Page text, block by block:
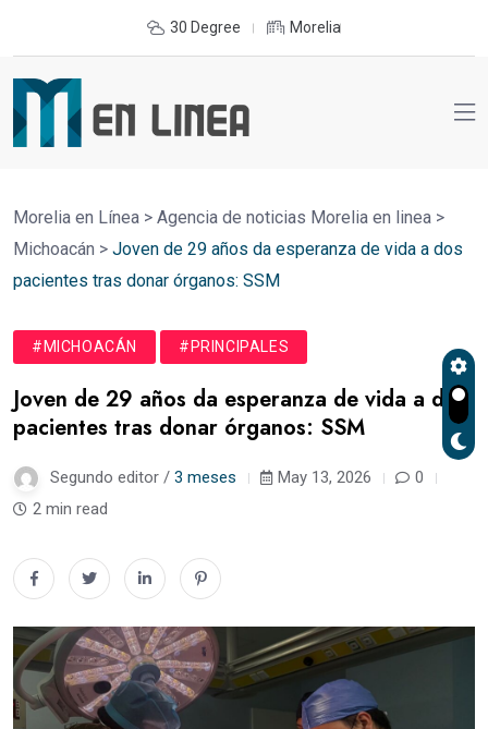
30 Degree Morelia
Morelia en Línea > Agencia de noticias Morelia en linea >
Michoacán > Joven de 29 años da esperanza de vida a dos
pacientes tras donar órganos: SSM
#MICHOACÁN #PRINCIPALES
Joven de 29 años da esperanza de vida a dos
pacientes tras donar órganos: SSM
Segundo editor / 3 meses May 13, 2026
0
2 min read